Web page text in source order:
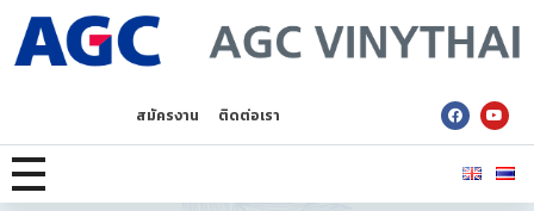
สมัครงาน ติดต่อเรา